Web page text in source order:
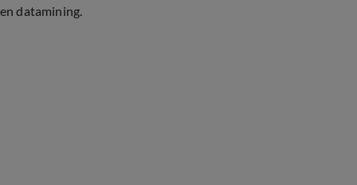
en datamining.